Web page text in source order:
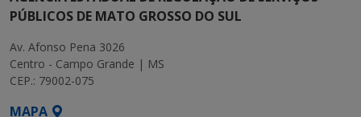
PÚBLICOS DE MATO GROSSO DO SUL
Av. Afonso Pena 3026
Centro - Campo Grande | MS
CEP.: 79002-075
MAPA